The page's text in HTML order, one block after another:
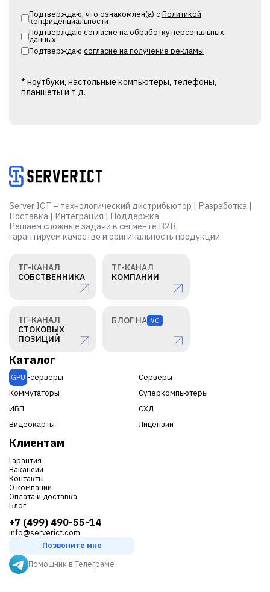
Подтверждаю, что ознакомлен(а) сПолитикой
конфиденциальности
Подтверждаю согласие на обработку персональных
данных
Подтверждаю согласие на получение рекламы
* ноутбуки, настольные компьютеры, телефоны,
планшеты и т.д.
Server ICT – технологический дистрибьютор | Разработка |
Поставка | Интеграция | Поддержка.
Решаем сложные задачи в сегменте B2B,
гарантируем качество и оригинальность продукции.
ТГ-КАНАЛ
СОБСТВЕННИКА
ТГ-КАНАЛ
КОМПАНИИ
ТГ-КАНАЛ
СТОКОВЫХ
ПОЗИЦИЙ
БЛОГ НА VC
Каталог
GPU -серверы
Серверы
Коммутаторы
Суперкомпьютеры
ИБП
СХД
Видеокарты
Лицензии
Клиентам
Гарантия
Вакансии
Контакты
О компании
Оплата и доставка
Блог
+7 (499) 490-55-14
info@serverict.com
Позвоните мне
Помощник в Телеграме